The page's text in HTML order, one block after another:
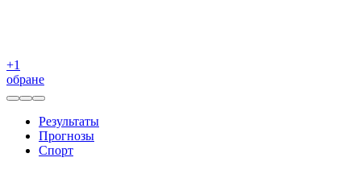
+1
обране
Результаты
Прогнозы
Спорт